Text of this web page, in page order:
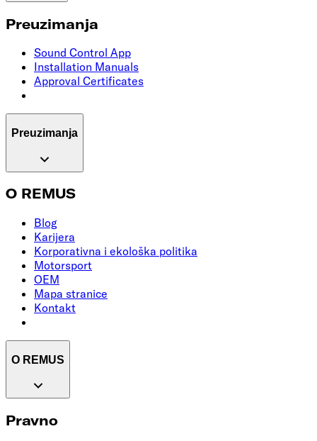
Preuzimanja
Sound Control App
Installation Manuals
Approval Certificates
Preuzimanja
O REMUS
Blog
Karijera
Korporativna i ekološka politika
Motorsport
OEM
Mapa stranice
Kontakt
O REMUS
Pravno